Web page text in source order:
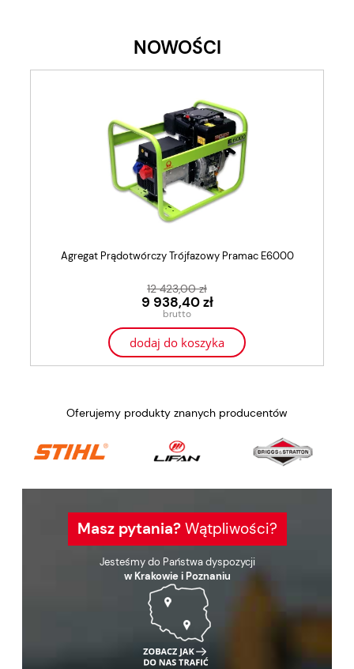
NOWOŚCI
Agregat Prądotwórczy Trójfazowy Pramac E6000
12 423,00 zł
9 938,40 zł
dodaj do koszyka
Oferujemy produkty znanych producentów
Masz pytania?Wątpliwości?
Jesteśmy do Państwa dyspozycji
w Krakowie i Poznaniu